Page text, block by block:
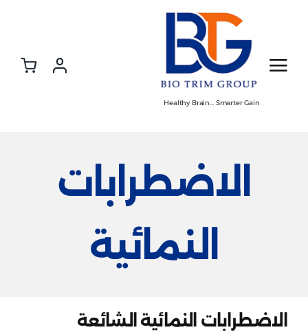
Healthy Brain… Smarter Gain
الاضطرابات
النمائية
الاضطرابات النمائية الشائعة